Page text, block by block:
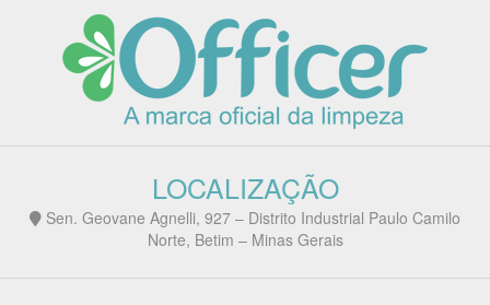
LOCALIZAÇÃO
Sen. Geovane Agnelli, 927 – Distrito Industrial Paulo Camilo
Norte, Betim – Minas Gerais